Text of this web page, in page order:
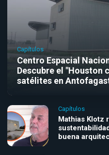
Capítulos
Centro Espacial
Descubre el "Houston
satélites en
Capítulos
Mathias Klotz
buena